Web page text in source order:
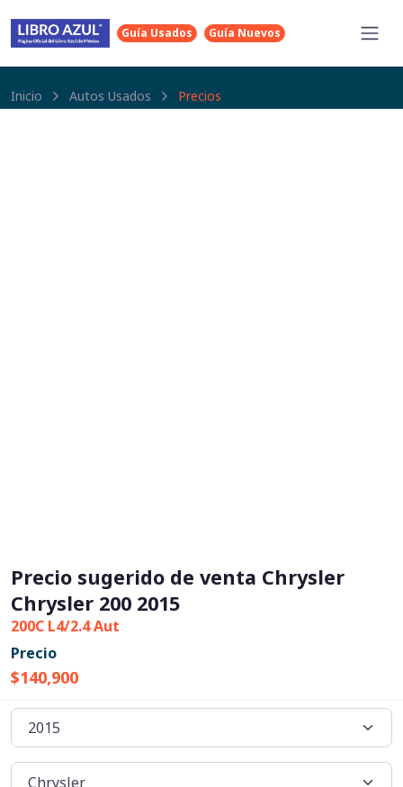
Guía Usados Guía Nuevos
Inicio Autos Usados Precios
Precio sugerido de venta Chrysler
Chrysler 200 2015
200C L4/2.4 Aut
Precio
$140,900